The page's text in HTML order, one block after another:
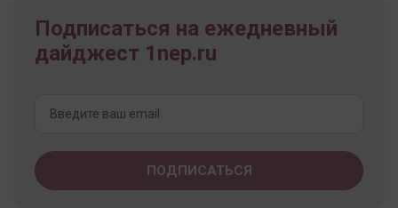
Подписаться на ежедневный
дайджест 1nep.ru